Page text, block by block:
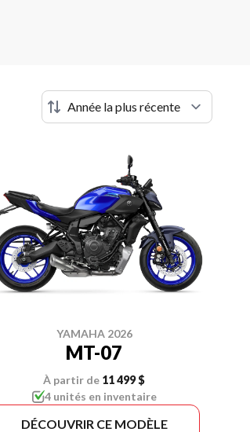
YAMAHA 2026
MT-07
À partir de 11 499 $
4 unités en inventaire
DÉCOUVRIR CE MODÈLE